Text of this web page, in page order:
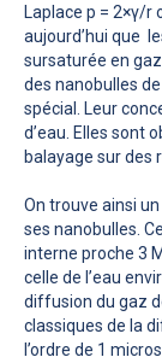
Laplace p = 2×γ/r
aujourd’hui que
sursaturée en
des nanobulles
spécial. Leur
d’eau. Elles sont
balayage sur des
On trouve ainsi
ses nanobulles.
interne proche 3
celle de l’eau
diffusion du gaz
classiques de la
l’ordre de 1